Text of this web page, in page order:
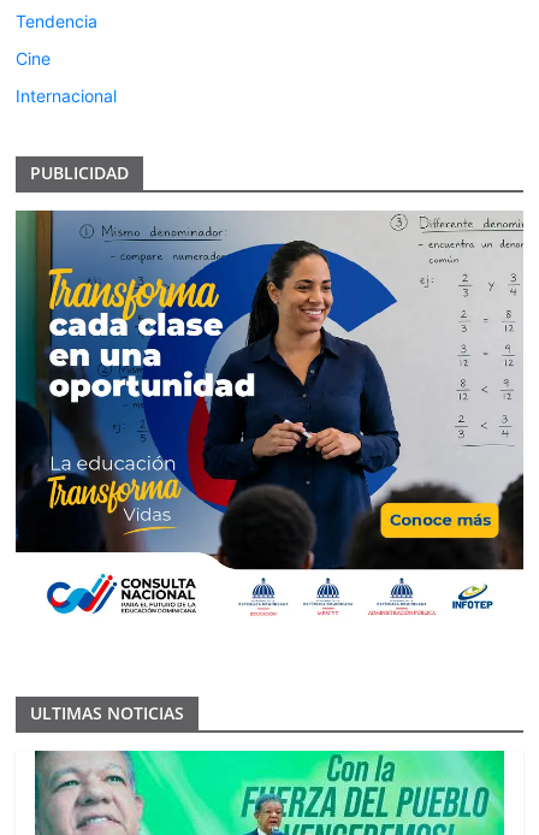
Tendencia
Cine
Internacional
PUBLICIDAD
ULTIMAS NOTICIAS